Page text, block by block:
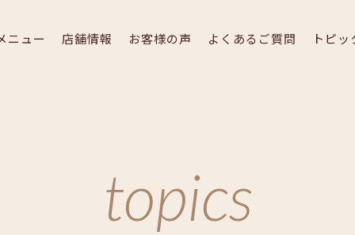
ニュー 店舗情報 お客様の声 よくあるご質問 トピッ
topics